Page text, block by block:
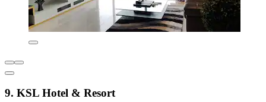
9. KSL Hotel & Resort